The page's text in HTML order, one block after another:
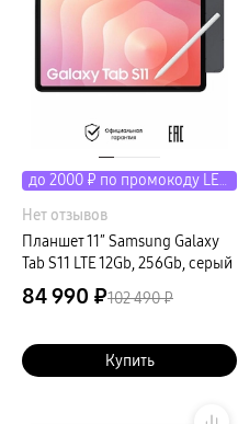
до 2000 ₽ по промокоду LETO
Нет отзывов
Планшет 11″ Samsung Galaxy
Tab S11 LTE 12Gb, 256Gb, серый
84 990 ₽102 490 ₽
Купить